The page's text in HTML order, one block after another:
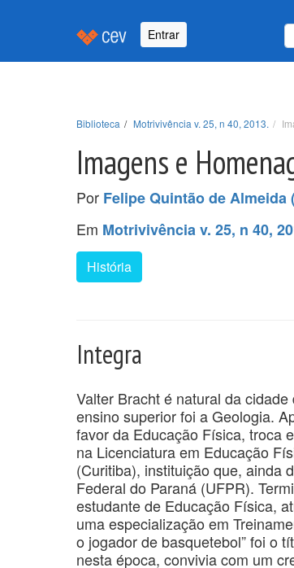
Entrar
Biblioteca Motrivivência v. 25, n 40, 2013.
Imagens e
Por Felipe Quintão de Almeida
Em Motrivivência v. 25, n 40,
História
Integra
Valter Bracht é natural da
ensino superior foi a Geologia.
favor da Educação Física, troca
na Licenciatura em Educação
(Curitiba), instituição que, ainda
Federal do Paraná (UFPR).
estudante de Educação Física,
uma especialização em
o jogador de basquetebol” foi o
nesta época, convivia com um